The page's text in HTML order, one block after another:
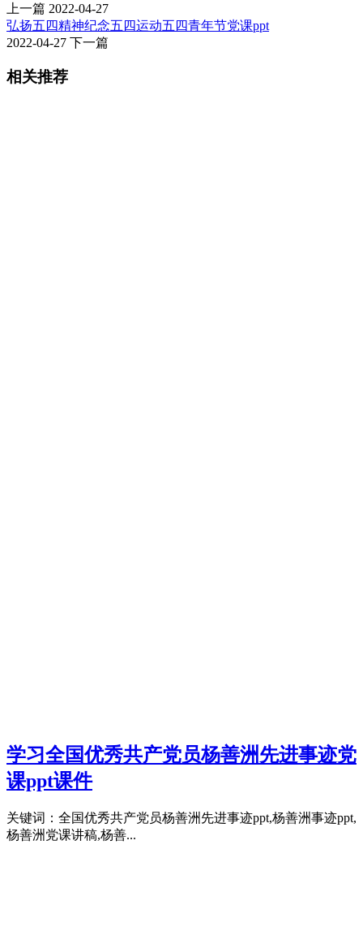
上一篇 2022-04-27
弘扬五四精神纪念五四运动五四青年节党课ppt
2022-04-27 下一篇
相关推荐
学习全国优秀共产党员杨善洲先进事迹党
课ppt课件
关键词：全国优秀共产党员杨善洲先进事迹ppt,杨善洲事迹ppt,
杨善洲党课讲稿,杨善...